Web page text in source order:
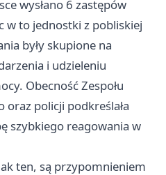
wysłano 6 zastępów
w to jednostki z pobliskiej
były skupione na
i udzieleniu
Obecność Zespołu
oraz policji podkreślała
szybkiego reagowania w
ten, są przypomnieniem